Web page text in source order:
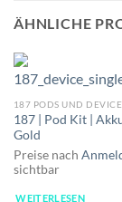
ÄHNLICHE
187 PODS UND
187 | Pod Kit |
Gold
Preise nach
sichtbar
WEITERLESEN